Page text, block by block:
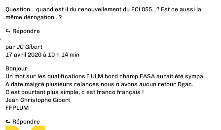
Question… quand est il du renouvellement du FCL055…? Est ce aussi la
même dérogation…?
⮑ Répondre
parJC Gibert
17 avril 2020 à 10 h 14 min
Bonjour
Un mot sur les qualifications I ULM bord champ EASA aurait été sympa
A date malgré plusieurs relances nous n avons aucun retour Dgac.
C est pourtant plus simple, c est franco français !
Jean Christophe Gibert
FFPLUM
⮑ Répondre